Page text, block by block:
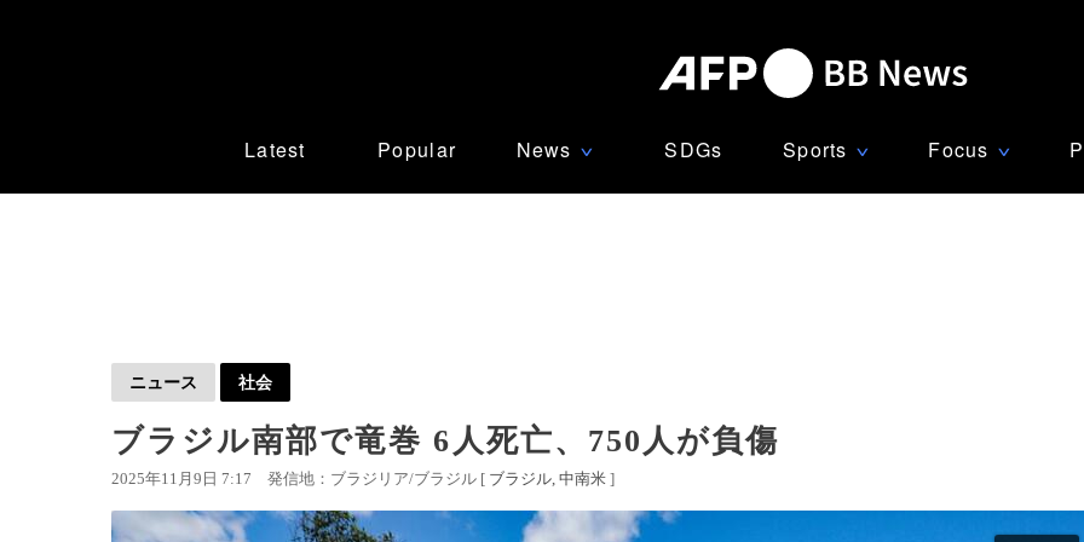
Latest Popular News ∨ SDGs Sports ∨ Focus ∨
ニュース 社会
ブラジル南部で竜巻 6人死亡、750人が負傷
2025年11月9日 7:17 発信地：ブラジリア/ブラジル [ ブラジル 中南米 ]